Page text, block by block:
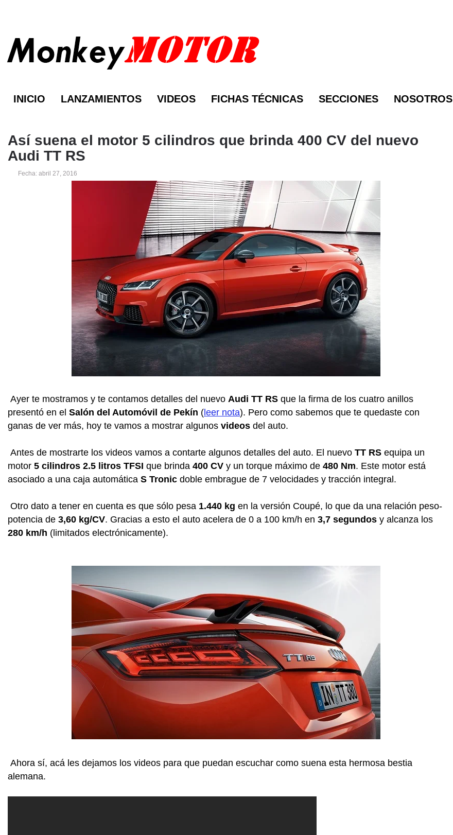
INICIO LANZAMIENTOS VIDEOS FICHAS TÉCNICAS SECCIONES NOSOTROS
Así suena el motor 5 cilindros que brinda 400 CV del nuevo
Audi TT RS
Fecha: abril 27, 2016
Ayer te mostramos y te contamos detalles del nuevo Audi TT RS que la firma de los cuatro anillos
presentó en el Salón del Automóvil de Pekín (leer nota). Pero como sabemos que te quedaste con
ganas de ver más, hoy te vamos a mostrar algunos videos del auto.
Antes de mostrarte los videos vamos a contarte algunos detalles del auto. El nuevo TT RS equipa un
motor 5 cilindros 2.5 litros TFSI que brinda 400 CV y un torque máximo de 480 Nm. Este motor está
asociado a una caja automática S Tronic doble embrague de 7 velocidades y tracción integral.
Otro dato a tener en cuenta es que sólo pesa 1.440 kg en la versión Coupé, lo que da una relación peso-
potencia de 3,60 kg/CV. Gracias a esto el auto acelera de 0 a 100 km/h en 3,7 segundos y alcanza los
280 km/h (limitados electrónicamente).
Ahora sí, acá les dejamos los videos para que puedan escuchar como suena esta hermosa bestia
alemana.